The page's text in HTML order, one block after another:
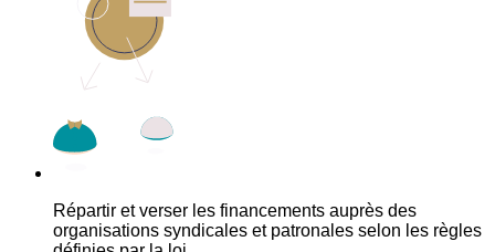
Répartir et verser les financements auprès des
organisations syndicales et patronales selon les règles